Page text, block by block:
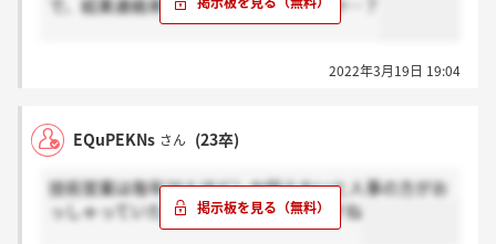
で、結果連絡来た方いらっしゃいますか…？
2022年3月19日 19:04
EQuPEKNs さん (23卒)
技術営業は毎年20人ほどしか採らないと人事の方がお
っしゃっていたので，狭き門みたいですね